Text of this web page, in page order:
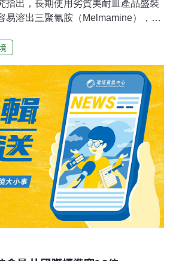
指出，長期使用劣質美耐皿產品盛裝
易溶出三聚氰胺（Melmamine），長
膠餐具，改以瓷、鐵器替代。劉家駒
獲得國內外醫學雜誌論文獎，也是國
劑量三聚氰胺暴露增加成人罹尿路結
氰胺主要來源為美耐皿器具，只要接
溫就容易釋出三聚氰胺。研究還發
氰胺濃度高的人都有吃檳榔、抽菸、
題。劉家駒及研究團隊以2003到2007
正常組，以及211名「含鈣尿路結
析，結果發現，與正常組相比，尿中
／ml以內者，對照組發生結石風險